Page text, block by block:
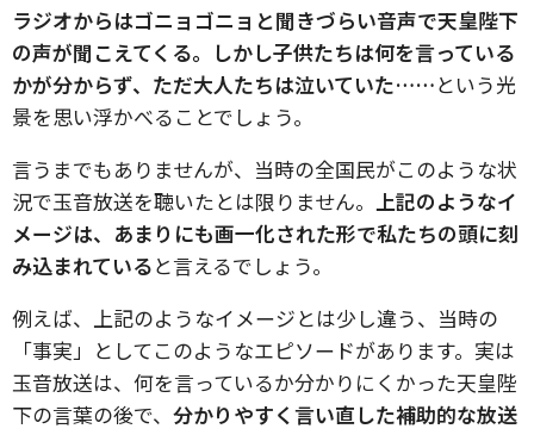
ラジオからはゴニョゴニョと聞きづらい音声で天皇陛下
の声が聞こえてくる。しかし子供たちは何を言っている
かが分からず、ただ大人たちは泣いていた……という光
景を思い浮かべることでしょう。
言うまでもありませんが、当時の全国民がこのような状
況で玉音放送を聴いたとは限りません。 上記のようなイ
メージは、あまりにも画一化された形で私たちの頭に刻
み込まれていると言えるでしょう。
例えば、上記のようなイメージとは少し違う、当時の
「事実」としてこのようなエピソードがあります。実は
玉音放送は、何を言っているか分かりにくかった天皇陛
下の言葉の後で、 分かりやすく言い直した補助的な放送